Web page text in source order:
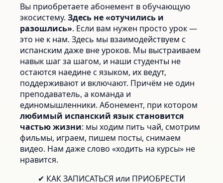
Вы приобретаете абонемент в обучающую
экосистему. Здесь не «отучились и
разошлись». Если вам нужен просто урок —
это не к нам. Здесь мы взаимодействуем с
испанским даже вне уроков. Мы выстраиваем
навык шаг за шагом, и наши студенты не
остаются наедине с языком, их ведут,
поддерживают и включают. Причём не один
преподаватель, а команда и
единомышленники. Абонемент, при котором
любимый испанский язык становится
частью жизни: мы ходим пить чай, смотрим
фильмы, играем, пишем посты, снимаем
видео. Нам даже слово «ходить на курсы» не
нравится.
✔ КАК ЗАПИСАТЬСЯ или ПРИОБРЕСТИ